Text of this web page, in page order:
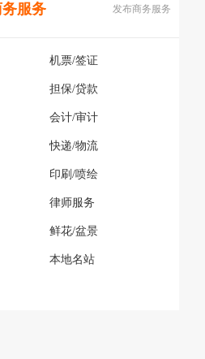
服务 发布商务服务
机票/签证
担保/贷款
会计/审计
快递/物流
印刷/喷绘
律师服务
鲜花/盆景
本地名站